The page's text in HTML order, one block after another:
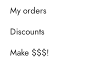
My orders
Discounts
Make $$$!